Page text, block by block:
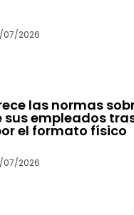
07/2026
las normas
sus empleados
el formato físico
07/2026